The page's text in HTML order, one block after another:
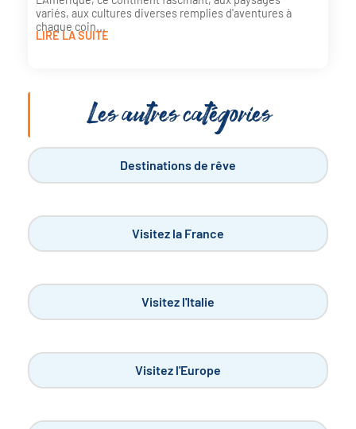
variés, aux cultures diverses remplies d'aventures à
chaque coin...
LIRE LA SUITE
Les autres catégories
Destinations de rêve
Visitez la France
Visitez l'Italie
Visitez l'Europe